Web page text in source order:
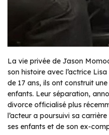
La vie privée de Jason
son histoire avec l’actrice
de 17 ans, ils ont construit
enfants. Leur séparation,
divorce officialisé plus
l’acteur a poursuivi sa
ses enfants et de son ex-